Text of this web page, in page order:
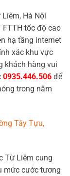
Hà Nội
FTTH tốc độ cao
hạ tầng internet
xác khu vực
khách hàng vui
0935.446.506 để
trong năm
Tây Tựu,
Từ Liêm cung
mức cước tương